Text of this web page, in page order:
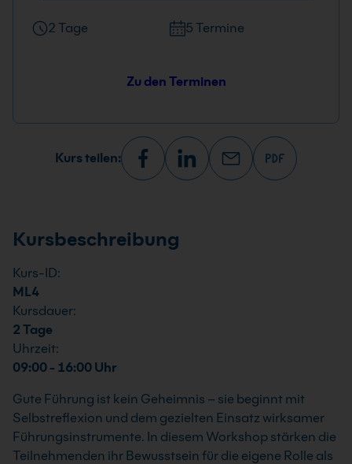
2 Tage 5 Termine
Zu den Terminen
Kurs teilen:
Kursbeschreibung
Kurs-ID:
ML4
Kursdauer:
2 Tage
Uhrzeit:
09:00 - 16:00 Uhr
Gute Führung ist kein Geheimnis – sie beginnt mit
Selbstreflexion und dem gezielten Einsatz wirksamer
Führungsinstrumente. In diesem Workshop stärken die
Teilnehmenden ihr Bewusstsein für die eigene Rolle als